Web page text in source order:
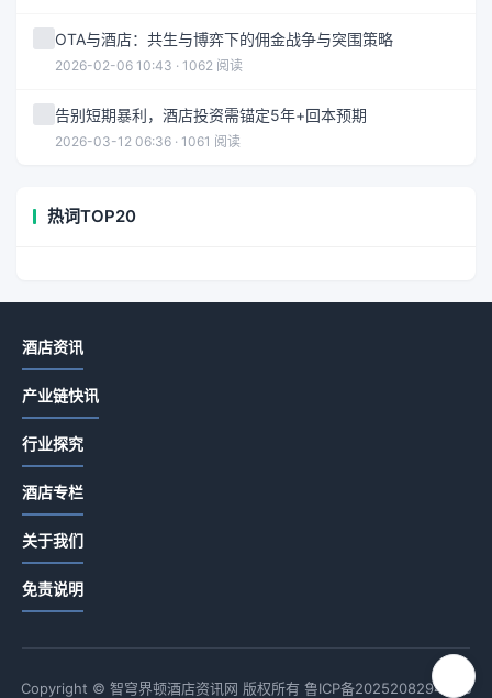
OTA与酒店：共生与博弈下的佣金战争与突围策略
2026-02-06 10:43 · 1062 阅读
告别短期暴利，酒店投资需锚定5年+回本预期
2026-03-12 06:36 · 1061 阅读
热词TOP20
酒店资讯
产业链快讯
行业探究
酒店专栏
关于我们
免责说明
Copyright © 智穹界顿酒店资讯网 版权所有 鲁ICP备2025208294号-9